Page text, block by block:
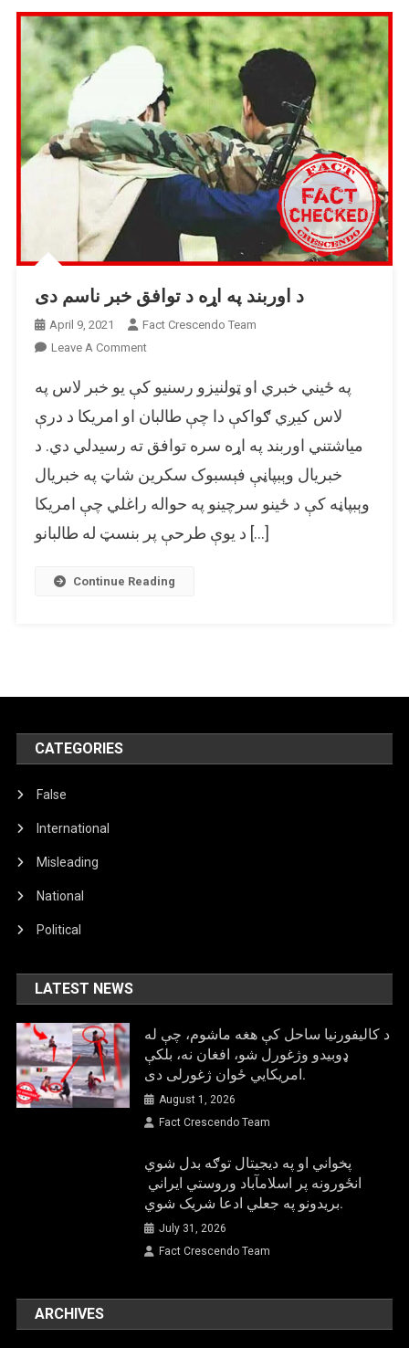
د اوربند په اړه د توافق خبر ناسم دی
April 9, 2021
Fact Crescendo Team
Leave A CommentOn
اوربند
په
د
توافق
خبر
ناسم
دی
په ځیني خبري او ټولنیزو رسنیو کې یو خبر لاس په
لاس کیږي ګواکې دا چې طالبان او امریکا د درې
میاشتني اوربند په اړه سره توافق ته رسیدلي دي. د
خبریال وېبپاڼې فېسبوک سکرین شاټ په خبریال
وېبپاڼه کې د ځینو سرچینو په حواله راغلي چې امریکا
د یوې طرحې پر بنسټ له طالبانو […]
Continue Reading
CATEGORIES
False
International
Misleading
National
Political
LATEST NEWS
د کالیفورنیا ساحل کې هغه ماشوم، چې له
ډوبیدو وژغورل شو، افغان نه، بلکې
امریکایي ځوان ژغورلی دی.
August 1, 2026
Fact Crescendo Team
پخواني او په دیجیتال توګه بدل شوي
انځورونه پر اسلامآباد وروستي ایراني
بريدونو په جعلي ادعا شریک شوي.
July 31, 2026
Fact Crescendo Team
ARCHIVES